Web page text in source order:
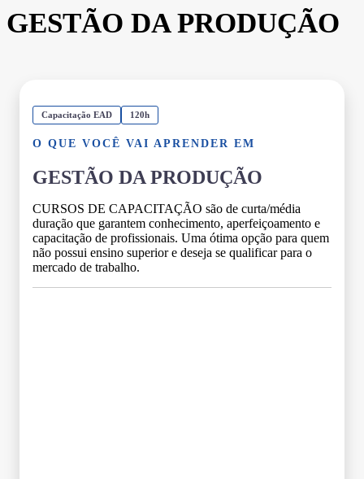
GESTÃO DA PRODUÇÃO
Capacitação EAD 120h
O QUE VOCÊ VAI APRENDER EM
GESTÃO DA PRODUÇÃO
CURSOS DE CAPACITAÇÃO são de curta/média
duração que garantem conhecimento, aperfeiçoamento e
capacitação de profissionais. Uma ótima opção para quem
não possui ensino superior e deseja se qualificar para o
mercado de trabalho.